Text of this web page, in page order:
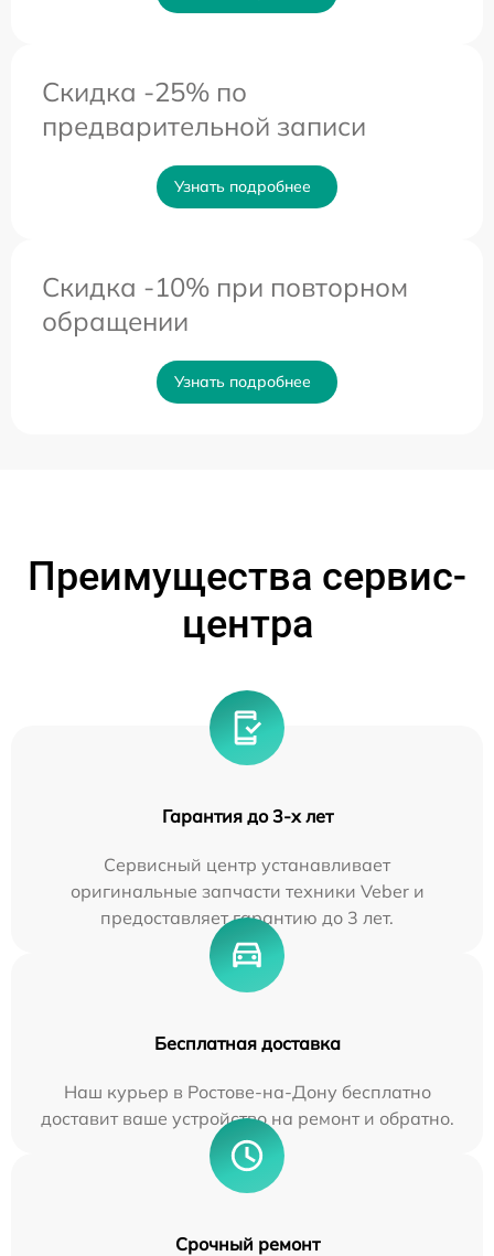
Скидка -25% по
предварительной записи
Узнать подробнее
Скидка -10% при повторном
обращении
Узнать подробнее
Преимущества сервис-
центра
Гарантия до 3-х лет
Сервисный центр устанавливает
оригинальные запчасти техники Veber и
предоставляет гарантию до 3 лет.
Бесплатная доставка
Наш курьер в Ростове-на-Дону бесплатно
доставит ваше устройство на ремонт и обратно.
Срочный ремонт